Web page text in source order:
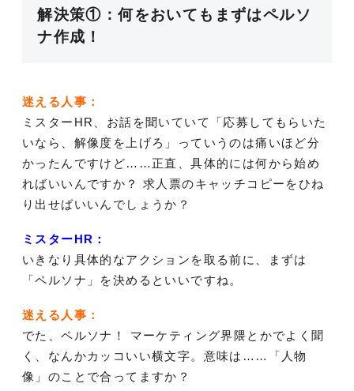
解決策①：何をおいてもまずはペルソ
ナ作成！
迷える人事：
ミスターHR、お話を聞いていて「応募してもらいた
いなら、解像度を上げろ」っていうのは痛いほど分
かったんですけど……正直、具体的には何から始め
ればいいんですか？ 求人票のキャッチコピーをひね
り出せばいいんでしょうか？
ミスターHR：
いきなり具体的なアクションを取る前に、まずは
「ペルソナ」を決めるといいですね。
迷える人事：
でた、ペルソナ！ マーケティング界隈とかでよく聞
く、なんかカッコいい横文字。意味は……「人物
像」のことで合ってますか？